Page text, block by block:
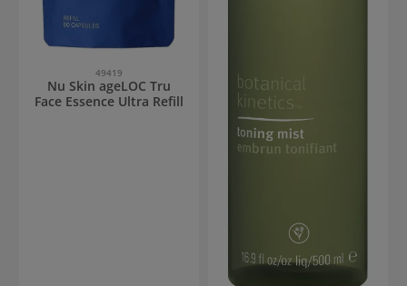
49419
Nu Skin ageLOC Tru
Face Essence Ultra Refill